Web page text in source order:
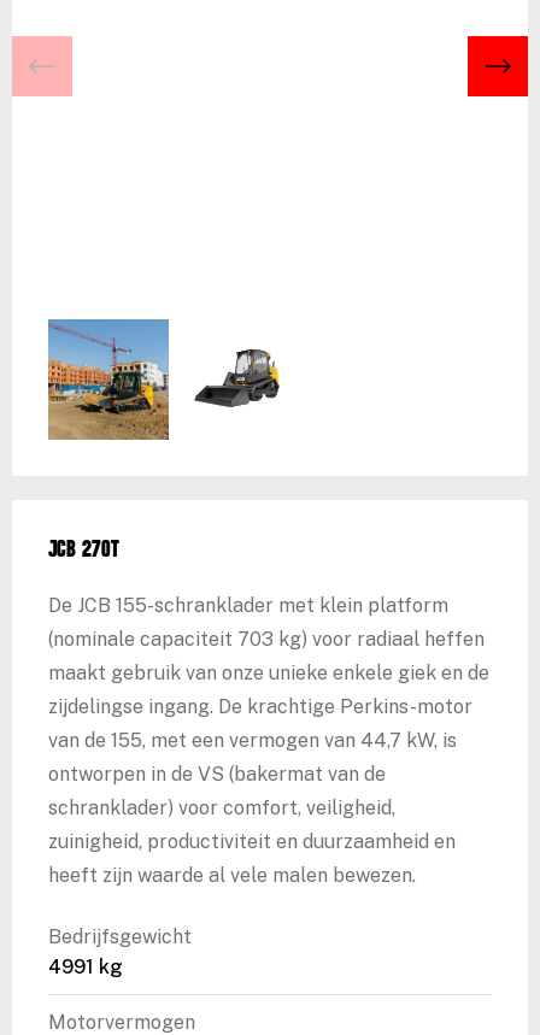
JCB 270T
De JCB 155-schranklader met klein platform
(nominale capaciteit 703 kg) voor radiaal heffen
maakt gebruik van onze unieke enkele giek en de
zijdelingse ingang. De krachtige Perkins-motor
van de 155, met een vermogen van 44,7 kW, is
ontworpen in de VS (bakermat van de
schranklader) voor comfort, veiligheid,
zuinigheid, productiviteit en duurzaamheid en
heeft zijn waarde al vele malen bewezen.
Bedrijfsgewicht
4991 kg
Motorvermogen